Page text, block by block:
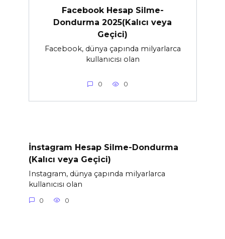
Facebook Hesap Silme-
Dondurma 2025(Kalıcı veya
Geçici)
Facebook, dünya çapında milyarlarca
kullanıcısı olan
0 0
İnstagram Hesap Silme-Dondurma
(Kalıcı veya Geçici)
Instagram, dünya çapında milyarlarca
kullanıcısı olan
0 0